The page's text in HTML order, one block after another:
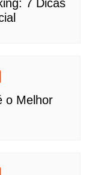
7 Dicas
o Melhor